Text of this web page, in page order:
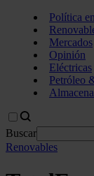
Política
Mercados
Opinión
Eléctricas
Petróleo
Buscar
Renovables